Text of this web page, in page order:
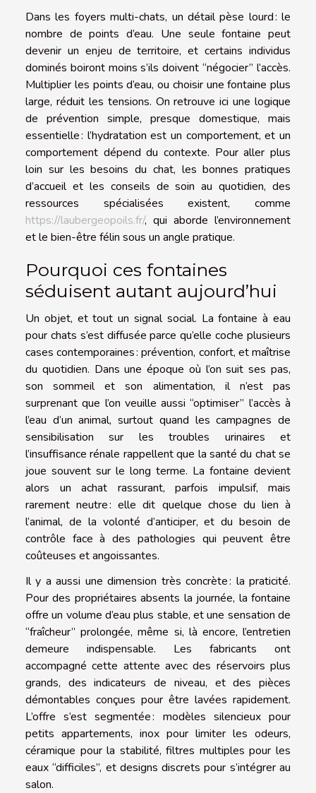
Dans les foyers multi-chats, un détail pèse lourd : le
nombre de points d’eau. Une seule fontaine peut
devenir un enjeu de territoire, et certains individus
dominés boiront moins s’ils doivent “négocier” l’accès.
Multiplier les points d’eau, ou choisir une fontaine plus
large, réduit les tensions. On retrouve ici une logique
de prévention simple, presque domestique, mais
essentielle : l’hydratation est un comportement, et un
comportement dépend du contexte. Pour aller plus
loin sur les besoins du chat, les bonnes pratiques
d’accueil et les conseils de soin au quotidien, des
ressources spécialisées existent, comme
https://laubergeopoils.fr/, qui aborde l’environnement
et le bien-être félin sous un angle pratique.
Pourquoi ces fontaines
séduisent autant aujourd’hui
Un objet, et tout un signal social. La fontaine à eau
pour chats s’est diffusée parce qu’elle coche plusieurs
cases contemporaines : prévention, confort, et maîtrise
du quotidien. Dans une époque où l’on suit ses pas,
son sommeil et son alimentation, il n’est pas
surprenant que l’on veuille aussi “optimiser” l’accès à
l’eau d’un animal, surtout quand les campagnes de
sensibilisation sur les troubles urinaires et
l’insuffisance rénale rappellent que la santé du chat se
joue souvent sur le long terme. La fontaine devient
alors un achat rassurant, parfois impulsif, mais
rarement neutre : elle dit quelque chose du lien à
l’animal, de la volonté d’anticiper, et du besoin de
contrôle face à des pathologies qui peuvent être
coûteuses et angoissantes.
Il y a aussi une dimension très concrète : la praticité.
Pour des propriétaires absents la journée, la fontaine
offre un volume d’eau plus stable, et une sensation de
“fraîcheur” prolongée, même si, là encore, l’entretien
demeure indispensable. Les fabricants ont
accompagné cette attente avec des réservoirs plus
grands, des indicateurs de niveau, et des pièces
démontables conçues pour être lavées rapidement.
L’offre s’est segmentée : modèles silencieux pour
petits appartements, inox pour limiter les odeurs,
céramique pour la stabilité, filtres multiples pour les
eaux “difficiles”, et designs discrets pour s’intégrer au
salon.